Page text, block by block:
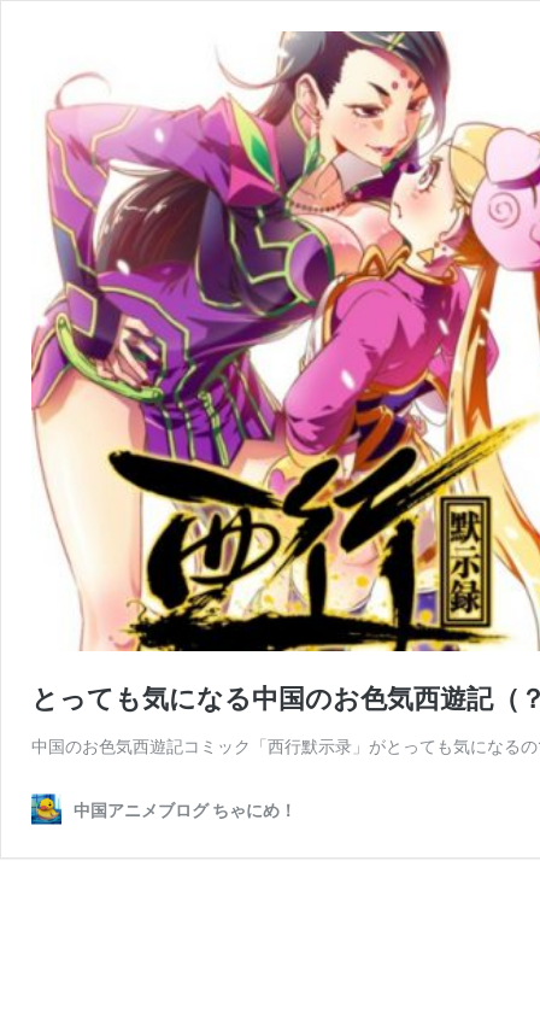
とっても気になる中国のお色気西遊記（
中国のお色気西遊記コミック「西行默示录」がとっても気にな
中国アニメブログ ちゃにめ！